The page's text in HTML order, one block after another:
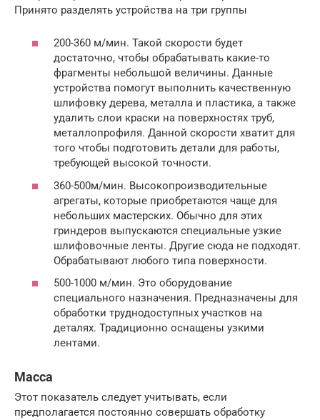
Принято разделять устройства на три группы
200-360 м/мин. Такой скорости будет
достаточно, чтобы обрабатывать какие-то
фрагменты небольшой величины. Данные
устройства помогут выполнить качественную
шлифовку дерева, металла и пластика, а также
удалить слои краски на поверхностях труб,
металлопрофиля. Данной скорости хватит для
того чтобы подготовить детали для работы,
требующей высокой точности.
360-500м/мин. Высокопроизводительные
агрегаты, которые приобретаются чаще для
небольших мастерских. Обычно для этих
гриндеров выпускаются специальные узкие
шлифовочные ленты. Другие сюда не подходят.
Обрабатывают любого типа поверхности.
500-1000 м/мин. Это оборудование
специального назначения. Предназначены для
обработки труднодоступных участков на
деталях. Традиционно оснащены узкими
лентами.
Масса
Этот показатель следует учитывать, если
предполагается постоянно совершать обработку